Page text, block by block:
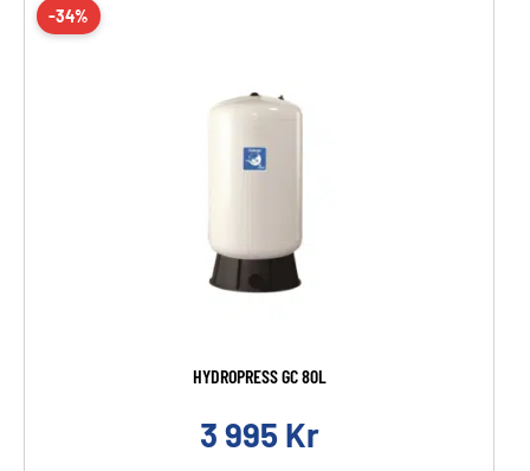
-34%
HYDROPRESS GC 80L
3 995 Kr